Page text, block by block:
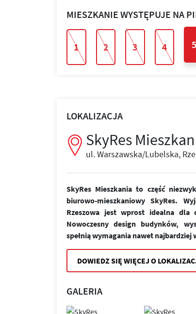
MIESZKANIE WYSTĘPUJE NA
1 2 3 4 5
LOKALIZACJA
SkyRes
ul. Warszawska/Lubelska,
SkyRes Mieszkania to część
biurowo-mieszkaniowy SkyRes.
Rzeszowa jest wprost idealna dla
Nowoczesny design budynków,
spełnią wymagania nawet
DOWIEDZ SIĘ WIĘCEJ O
GALERIA